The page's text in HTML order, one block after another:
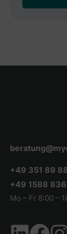
+49 351 89
+49 1588 836
Mo – Fr 8:00 –